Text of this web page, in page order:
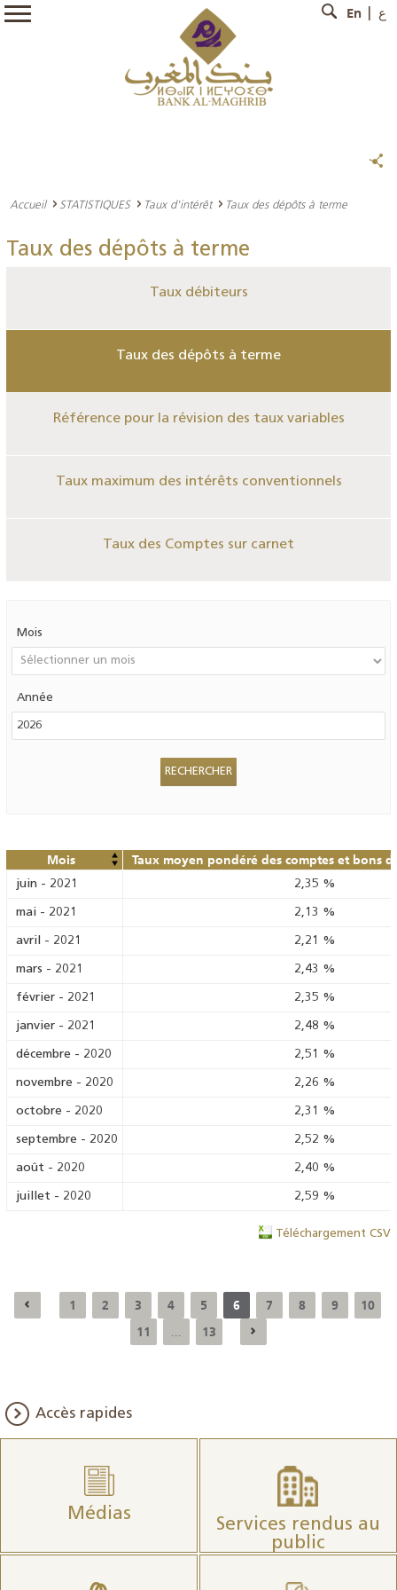
En ع
Accueil STATISTIQUES Taux d'intérêt Taux des dépôts à terme
Taux des dépôts à terme
Taux débiteurs
Taux des dépôts à terme
Référence pour la révision des taux variables
Taux maximum des intérêts conventionnels
Taux des Comptes sur carnet
Mois
Année
Mois Taux moyen pondéré des comptes et bons
juin - 2021 2,35 %
mai - 2021 2,13 %
avril - 2021 2,21 %
mars - 2021 2,43 %
février - 2021 2,35 %
janvier - 2021 2,48 %
décembre - 2020 2,51 %
novembre - 2020 2,26 %
octobre - 2020 2,31 %
septembre - 2020 2,52 %
août - 2020 2,40 %
juillet - 2020 2,59 %
Téléchargement CSV
1 2 3 4 5 6 7 8 9
10
11
13
Accès rapides
Médias
Services rendus au
public